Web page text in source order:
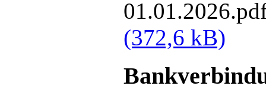
(372,6 kB)